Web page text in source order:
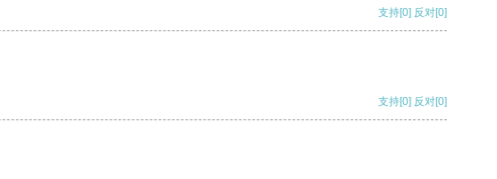
支持[0] 反对[0]
支持[0] 反对[0]